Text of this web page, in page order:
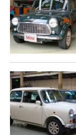
iRの買取が他
売却手順
必要書類
買取Q&A
iRで愛車を
BMWミニ買
ローバーミニ
TOP
BMWミニ メ
ローバーミ
最近の修理実
BLOG &
TOP
MINI Blog
User's
Part's
MINI
TOP
BMWミニナ
ローバーミニ
ABOUT iR iR
会社概要
スタッフ紹介
RECRUIT 採用情